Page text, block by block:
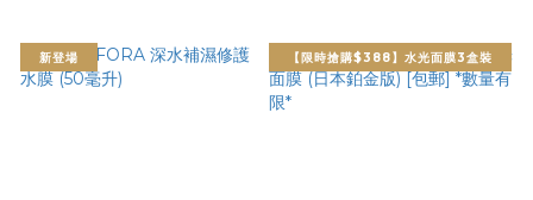
新登場 【限時搶購$388】水光面膜3盒裝